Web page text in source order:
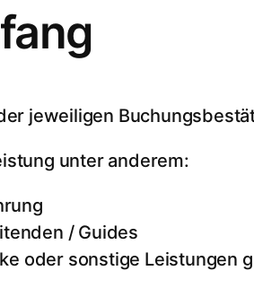
jeweiligen
unter anderem:
/ Guides
oder sonstige Leistungen